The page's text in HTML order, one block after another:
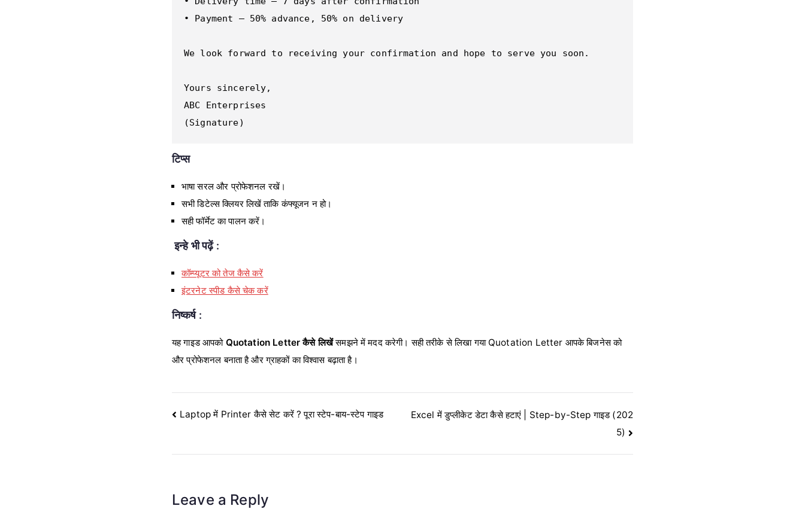
• Payment – 50% advance, 50% on delivery
We look forward to receiving your confirmation and hope to serve you soon.
Yours sincerely,
ABC Enterprises
(Signature)
टिप्स
भाषा सरल और प्रोफेशनल रखें।
सभी डिटेल्स क्लियर लिखें ताकि कंफ्यूजन न हो।
सही फॉर्मेट का पालन करें।
इन्हे भी पढ़ें :
कॉम्प्यूटर को तेज कैसे करें
इंटरनेट स्पीड कैसे चेक करें
निष्कर्ष :
यह गाइड आपको Quotation Letter कैसे लिखेंसमझने में मदद करेगी। सही तरीके से लिखा गया Quotation Letter आपके बिजनेस को
और प्रोफेशनल बनाता है और ग्राहकों का विश्वास बढ़ाता है।
Post
Laptop में Printer कैसे सेट करें ? पूरा स्टेप-बाय-स्टेप गाइड
Excel में डुप्लीकेट डेटा कैसे हटाएं | Step-by-Step गाइड (202
5)
Leave a Reply